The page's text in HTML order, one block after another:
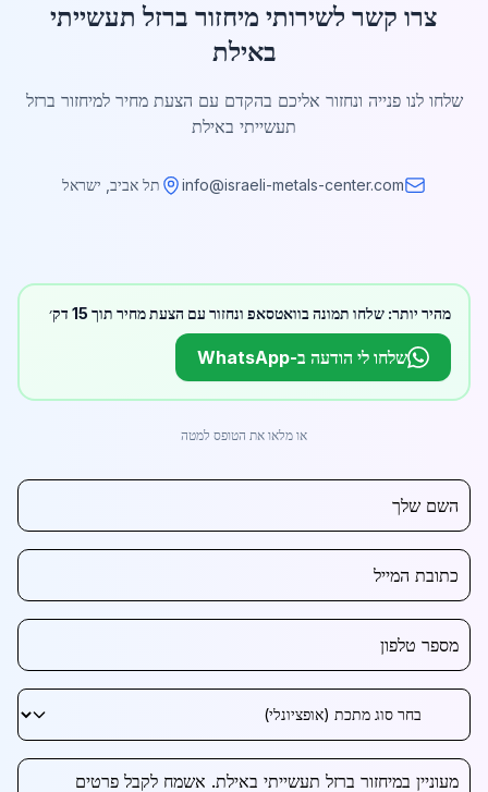
צרו קשר לשירותי מיחזור ברזל תעשייתי
באילת
שלחו לנו פנייה ונחזור אליכם בהקדם עם הצעת מחיר למיחזור ברזל
תעשייתי באילת
info@israeli-metals-center.com תל אביב, ישראל
מהיר יותר: שלחו תמונה בוואטסאפ ונחזור עם הצעת מחיר תוך 15 דק׳
שלחו לי הודעה ב-WhatsApp
או מלאו את הטופס למטה